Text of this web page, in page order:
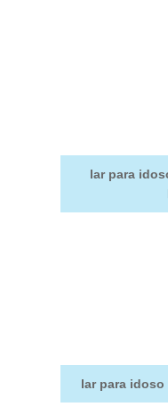
lar para
lar para idoso